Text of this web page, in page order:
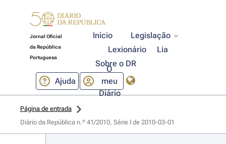
Jornal Oficial
da República
Portuguesa
Início
Legislação
Lexionário
Lia
Sobre o DR
Ajuda
O
meu
Diário
Página de entrada
Diário da República n.º 41/2010, Série I de 2010-03-01